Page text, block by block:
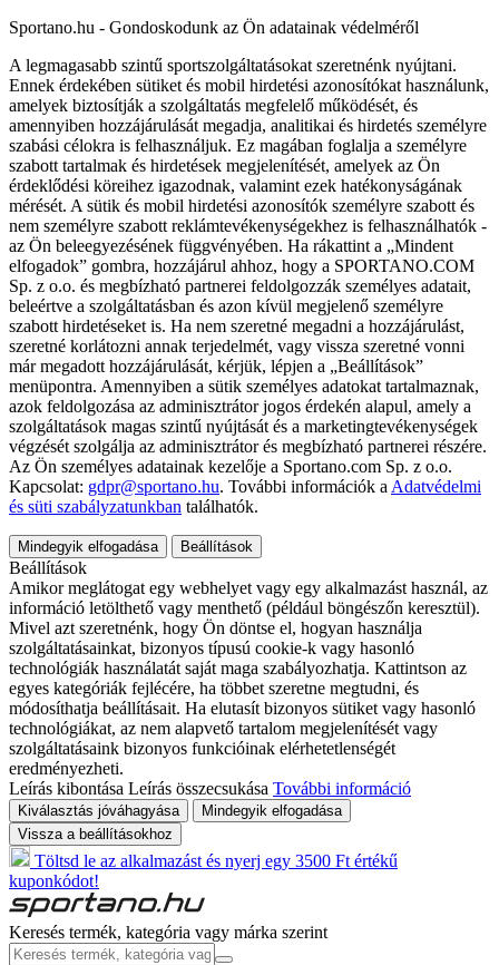
Sportano.hu - Gondoskodunk az Ön adatainak védelméről
A legmagasabb szintű sportszolgáltatásokat szeretnénk nyújtani.
Ennek érdekében sütiket és mobil hirdetési azonosítókat használunk,
amelyek biztosítják a szolgáltatás megfelelő működését, és
amennyiben hozzájárulását megadja, analitikai és hirdetés személyre
szabási célokra is felhasználjuk. Ez magában foglalja a személyre
szabott tartalmak és hirdetések megjelenítését, amelyek az Ön
érdeklődési köreihez igazodnak, valamint ezek hatékonyságának
mérését. A sütik és mobil hirdetési azonosítók személyre szabott és
nem személyre szabott reklámtevékenységekhez is felhasználhatók -
az Ön beleegyezésének függvényében. Ha rákattint a „Mindent
elfogadok” gombra, hozzájárul ahhoz, hogy a SPORTANO.COM
Sp. z o.o. és megbízható partnerei feldolgozzák személyes adatait,
beleértve a szolgáltatásban és azon kívül megjelenő személyre
szabott hirdetéseket is. Ha nem szeretné megadni a hozzájárulást,
szeretné korlátozni annak terjedelmét, vagy vissza szeretné vonni
már megadott hozzájárulását, kérjük, lépjen a „Beállítások”
menüpontra. Amennyiben a sütik személyes adatokat tartalmaznak,
azok feldolgozása az adminisztrátor jogos érdekén alapul, amely a
szolgáltatások magas szintű nyújtását és a marketingtevékenységek
végzését szolgálja az adminisztrátor és megbízható partnerei részére.
Az Ön személyes adatainak kezelője a Sportano.com Sp. z o.o.
Kapcsolat: gdpr@sportano.hu. További információk a Adatvédelmi
és süti szabályzatunkban találhatók.
Mindegyik elfogadása Beállítások
Beállítások
Amikor meglátogat egy webhelyet vagy egy alkalmazást használ, az
információ letölthető vagy menthető (például böngészőn keresztül).
Mivel azt szeretnénk, hogy Ön döntse el, hogyan használja
szolgáltatásainkat, bizonyos típusú cookie-k vagy hasonló
technológiák használatát saját maga szabályozhatja. Kattintson az
egyes kategóriák fejlécére, ha többet szeretne megtudni, és
módosíthatja beállításait. Ha elutasít bizonyos sütiket vagy hasonló
technológiákat, az nem alapvető tartalom megjelenítését vagy
szolgáltatásaink bizonyos funkcióinak elérhetetlenségét
eredményezheti.
Leírás kibontása Leírás összecsukása További információ
Kiválasztás jóváhagyása
Mindegyik elfogadása
Vissza a beállításokhoz
Töltsd le az alkalmazást és nyerj egy 3500 Ft értékű
kuponkódot!
Keresés termék, kategória vagy márka szerint